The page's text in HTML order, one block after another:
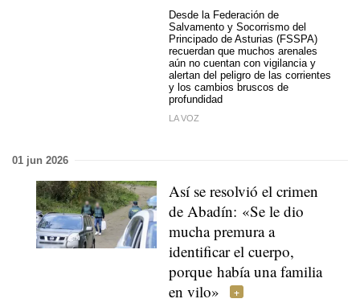
Desde la Federación de
Salvamento y Socorrismo del
Principado de Asturias (FSSPA)
recuerdan que muchos arenales
aún no cuentan con vigilancia y
alertan del peligro de las corrientes
y los cambios bruscos de
profundidad
LA VOZ
01 jun 2026
Así se resolvió el crimen
de Abadín: «Se le dio
mucha premura a
identificar el cuerpo,
porque había una familia
en vilo»